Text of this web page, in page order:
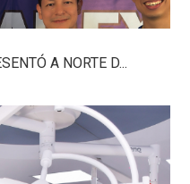
A NORTE D...